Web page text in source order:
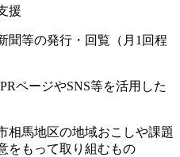
援
聞等の発行・回覧（月1回程
ページやSNS等を活用した
相馬地区の地域おこしや課題
をもって取り組むもの